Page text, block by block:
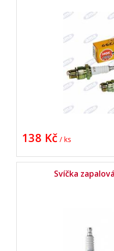
138 Kč / ks
Svíčka